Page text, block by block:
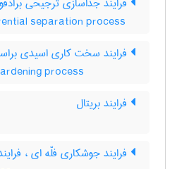
separation process
فرایند سخت کاری اسیدی
process
فرایند بریتال
فرایند جوشکاری فلّه ای ،